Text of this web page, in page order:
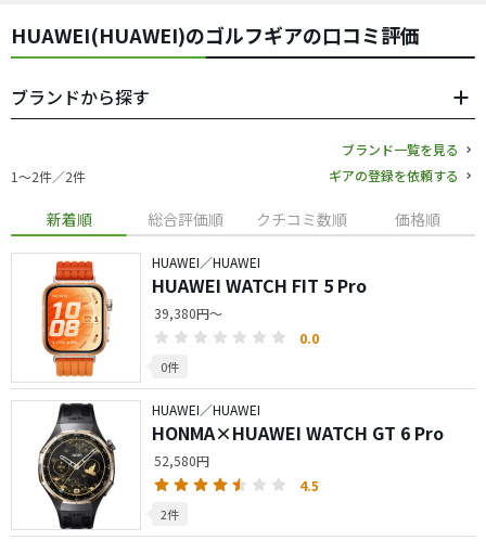
HUAWEI(HUAWEI)のゴルフギアの口コミ評価
ブランドから探す
1〜2件／2件
ブランド一覧を見る
ギアの登録を依頼する
新着順 総合評価順 クチコミ数順 価格順
HUAWEI／HUAWEI
HUAWEI WATCH FIT 5 Pro
39,380円～
0.0
0件
HUAWEI／HUAWEI
HONMA×HUAWEI WATCH GT 6 Pro
52,580円
4.5
2件